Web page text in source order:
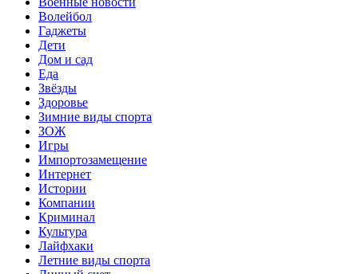
Волейбол
Гаджеты
Дети
Дом и сад
Еда
Звёзды
Здоровье
Зимние виды спорта
ЗОЖ
Игры
Импортозамещение
Интернет
Истории
Компании
Криминал
Культура
Лайфхаки
Летние виды спорта